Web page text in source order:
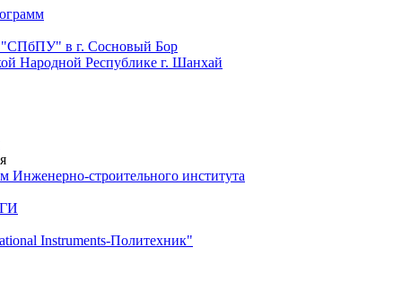
"СПбПУ" в г. Сосновый Бор
Народной Республике г. Шанхай
строительного института
Instruments-Политехник"